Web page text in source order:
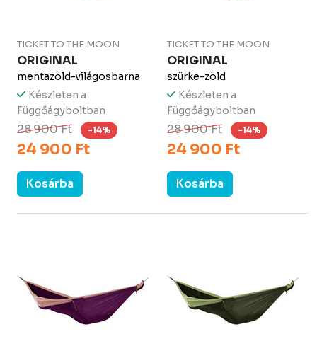
TICKET TO THE MOON
ORIGINAL
mentazöld-világosbarna
Készleten a
Függőágyboltban
28 900 Ft -14%
24 900 Ft
Kosárba
TICKET TO THE MOON
ORIGINAL
szürke-zöld
Készleten a
Függőágyboltban
28 900 Ft -14%
24 900 Ft
Kosárba